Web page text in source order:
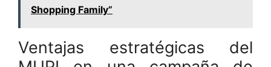
Shopping Family”
Ventajas estratégicas del